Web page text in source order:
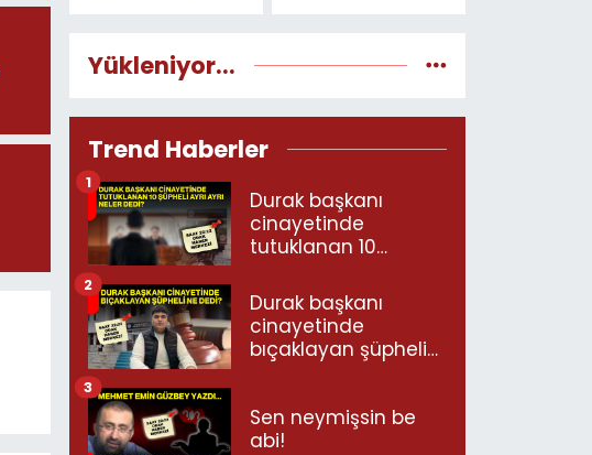
Yükleniyor...
Trend Haberler
Durak başkanı
cinayetinde
tutuklanan 10
neler dedi?
1
Durak başkanı
cinayetinde
bıçaklayan şüpheli
2
Sen neymişsin be
abi!
3